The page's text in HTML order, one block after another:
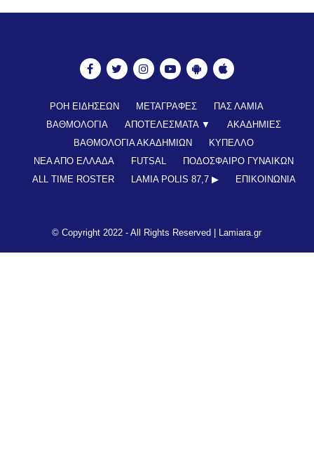
ΡΟΗ ΕΙΔΗΣΕΩΝ ΜΕΤΑΓΡΑΦΕΣ
ΠΑΣ ΛΑΜΙΑ
ΒΑΘΜΟΛΟΓΙΑ
ΑΠΟΤΕΛΕΣΜΑΤΑ ▼
ΑΚΑΔΗΜΙΕΣ
ΒΑΘΜΟΛΟΓΙΑ ΑΚΑΔΗΜΙΩΝ
ΚΥΠΕΛΛΟ
ΝΕΑ ΑΠΟ ΕΛΛΑΔΑ
FUTSAL
ΠΟΔΟΣΦΑΙΡΟ ΓΥΝΑΙΚΩΝ
ALL TIME ROSTER
LAMIA POLIS 87,7 ▶︎ ΕΠΙΚΟΙΝΩΝΊΑ
© Copyright 2022 - All Rights Reserved | Lamiara.gr